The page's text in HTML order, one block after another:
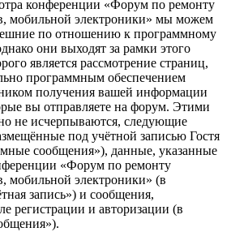
конференции «Форум по ремонту
мобильной электроники» мы можем
по отношению к программному
они выходят за рамки этого
является рассмотрение страниц,
программным обеспечением
получения вашей информации
вы отправляете на форум. Этими
не исчерпываются, следующие
под учётной записью Гостя
сообщения»), данные, указанные
«Форум по ремонту
мобильной электроники» (в
запись») и сообщения,
регистрации и авторизации (в